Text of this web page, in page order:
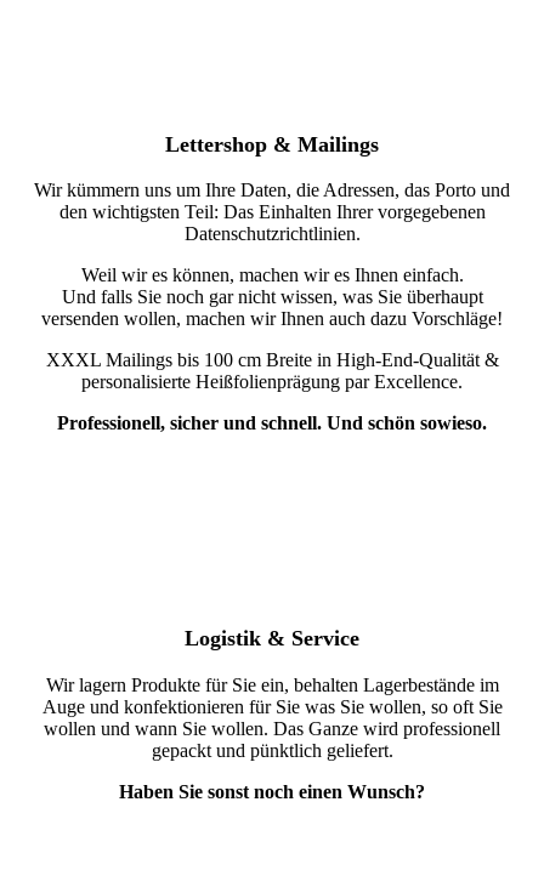
Lettershop & Mailings
Wir kümmern uns um Ihre Daten, die Adressen, das Porto und
den wichtigsten Teil: Das Einhalten Ihrer vorgegebenen
Datenschutzrichtlinien.
Weil wir es können, machen wir es Ihnen einfach.
Und falls Sie noch gar nicht wissen, was Sie überhaupt
versenden wollen, machen wir Ihnen auch dazu Vorschläge!
XXXL Mailings bis 100 cm Breite in High-End-Qualität &
personalisierte Heißfolienprägung par Excellence.
Professionell, sicher und schnell. Und schön sowieso.
Logistik & Service
Wir lagern Produkte für Sie ein, behalten Lagerbestände im
Auge und konfektionieren für Sie was Sie wollen, so oft Sie
wollen und wann Sie wollen. Das Ganze wird professionell
gepackt und pünktlich geliefert.
Haben Sie sonst noch einen Wunsch?